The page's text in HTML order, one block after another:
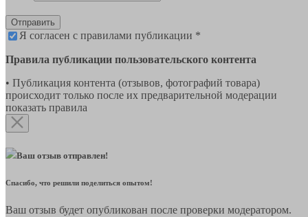
Отправить
Я согласен с правилами публикации *
Правила публикации пользовательского контента
• Публикация контента (отзывов, фотографий товара)
происходит только после их предварительной модерации
показать правила
Ваш отзыв отправлен!
Спасибо, что решили поделиться опытом!
Ваш отзыв будет опубликован после проверки модератором.